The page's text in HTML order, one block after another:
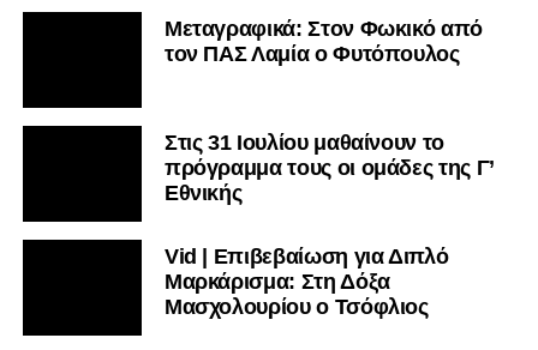
Μεταγραφικά: Στον Φωκικό από
τον ΠΑΣ Λαμία ο Φυτόπουλος
Στις 31 Ιουλίου μαθαίνουν το
πρόγραμμα τους οι ομάδες της Γ’
Εθνικής
Vid | Επιβεβαίωση για Διπλό
Μαρκάρισμα: Στη Δόξα
Μασχολουρίου ο Τσόφλιος